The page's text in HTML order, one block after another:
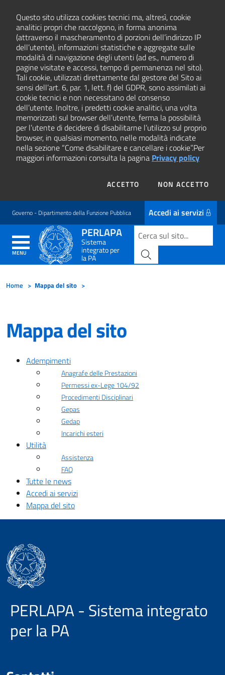
Questo sito utilizza cookies tecnici ma, altresì, cookie
analitici propri che raccolgono, in forma anonima
(attraverso il mascheramento di porzioni dell’indirizzo IP
dell’utente), informazioni statistiche e aggregate sulle
modalità di navigazione degli utenti (ad es., numero di
pagine visitate e accessi, tempo di permanenza nel sito).
Tali cookie, utilizzati direttamente dal gestore del Sito ai
sensi dell’art. 6, par. 1, lett. f) del GDPR, sono assimilati ai
cookie tecnici e non necessitano del consenso
dell’utente. Inoltre, i predetti cookie analitici, una volta
memorizzati sul browser dell’utente, ferma la possibilità
per l’utente di decidere di disabilitarne l’utilizzo sul proprio
browser, in qualsiasi momento, nelle modalità indicate
nella sezione “Come disabilitare e cancellare i cookie”.Per
maggiori informazioni consulta la pagina Privacy policy
ACCETTO I COOKIESNON ACCETTOI
Governo - Dipartimento della Funzione Pubblica Accedi ai servizi
MENU
PERLAPA
Sistema
integrato per
la PA
Home > Mappa del sito >
Mappa del sito
Adempimenti
Anagrafe delle Prestazioni
Permessi ex-Lege 104/92
Procedimenti Disciplinari
Gepas
Gedap
Incarichi esteri
Utilità
Assistenza
FAQ
Tutte le news
Accedi ai servizi
Mappa del sito
PERLAPA - Sistema integrato
per la PA